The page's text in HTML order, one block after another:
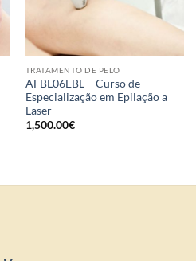
TRATAMENTO DE PELO
AFBL06EBL – Curso de
Especialização em Epilação a
Laser
1,500.00€